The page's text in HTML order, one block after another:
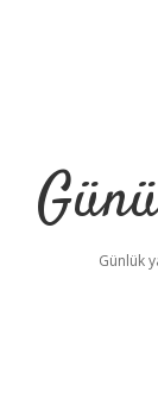
Günlük